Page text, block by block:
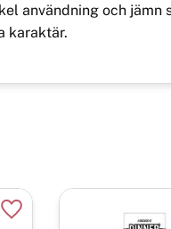
användning och jämn
karaktär.
Lägg till i favoriter